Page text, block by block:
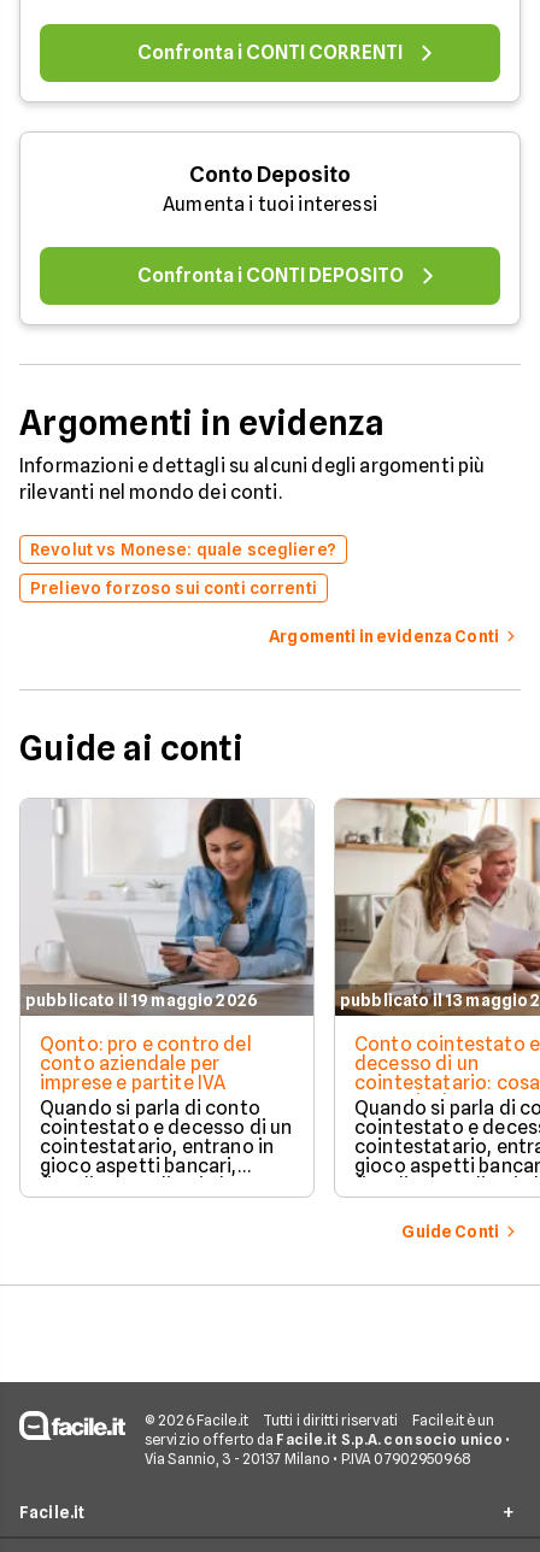
Confronta i CONTI CORRENTI
Conto Deposito
Aumenta i tuoi interessi
Confronta i CONTI DEPOSITO
Argomenti in evidenza
Informazioni e dettagli su alcuni degli argomenti più
rilevanti nel mondo dei conti.
Revolut vs Monese: quale scegliere?
Prelievo forzoso sui conti correnti
Argomenti in evidenza Conti
Guide ai conti
pubblicato il 19 maggio 2026
Qonto: pro e contro del
conto aziendale per
imprese e partite IVA
Quando si parla di conto
cointestato e decesso di un
cointestatario, entrano in
gioco aspetti bancari,
spesso generano
pubblicato il 13 maggio
Conto cointestato e
decesso di un
cointestatario: cosa
succede davvero
blocchi, quote e
successione
Quando si parla di
cointestato e
cointestatario,
gioco aspetti
spesso generano
confusione.
Guide Conti
© 2026 Facile.it Tutti i diritti riservati
Facile.it è un
servizio offerto da Facile.it S.p.A. con socio unico •
Via Sannio, 3 - 20137 Milano • P.IVA 07902950968
Facile.it